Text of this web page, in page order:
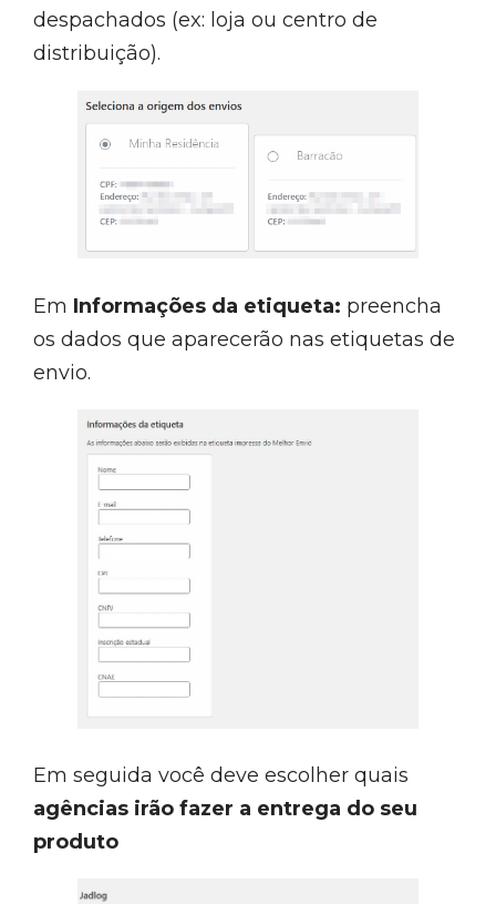
despachados (ex: loja ou centro de
distribuição).
Em Informações da etiqueta: preencha
os dados que aparecerão nas etiquetas de
envio.
Em seguida você deve escolher quais
agências irão fazer a entrega do seu
produto